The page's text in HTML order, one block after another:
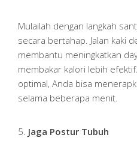
Mulailah dengan langkah
secara bertahap. Jalan kaki
membantu meningkatkan
membakar kalori lebih
optimal, Anda bisa
selama beberapa menit.
5. Jaga Postur Tubuh